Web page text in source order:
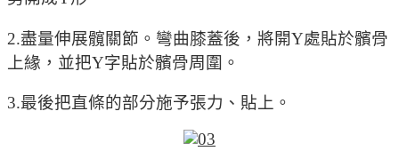
2.盡量伸展髖關節。彎曲膝蓋後，將開Y處貼於髕骨
上緣，並把Y字貼於髕骨周圍。
3.最後把直條的部分施予張力、貼上。